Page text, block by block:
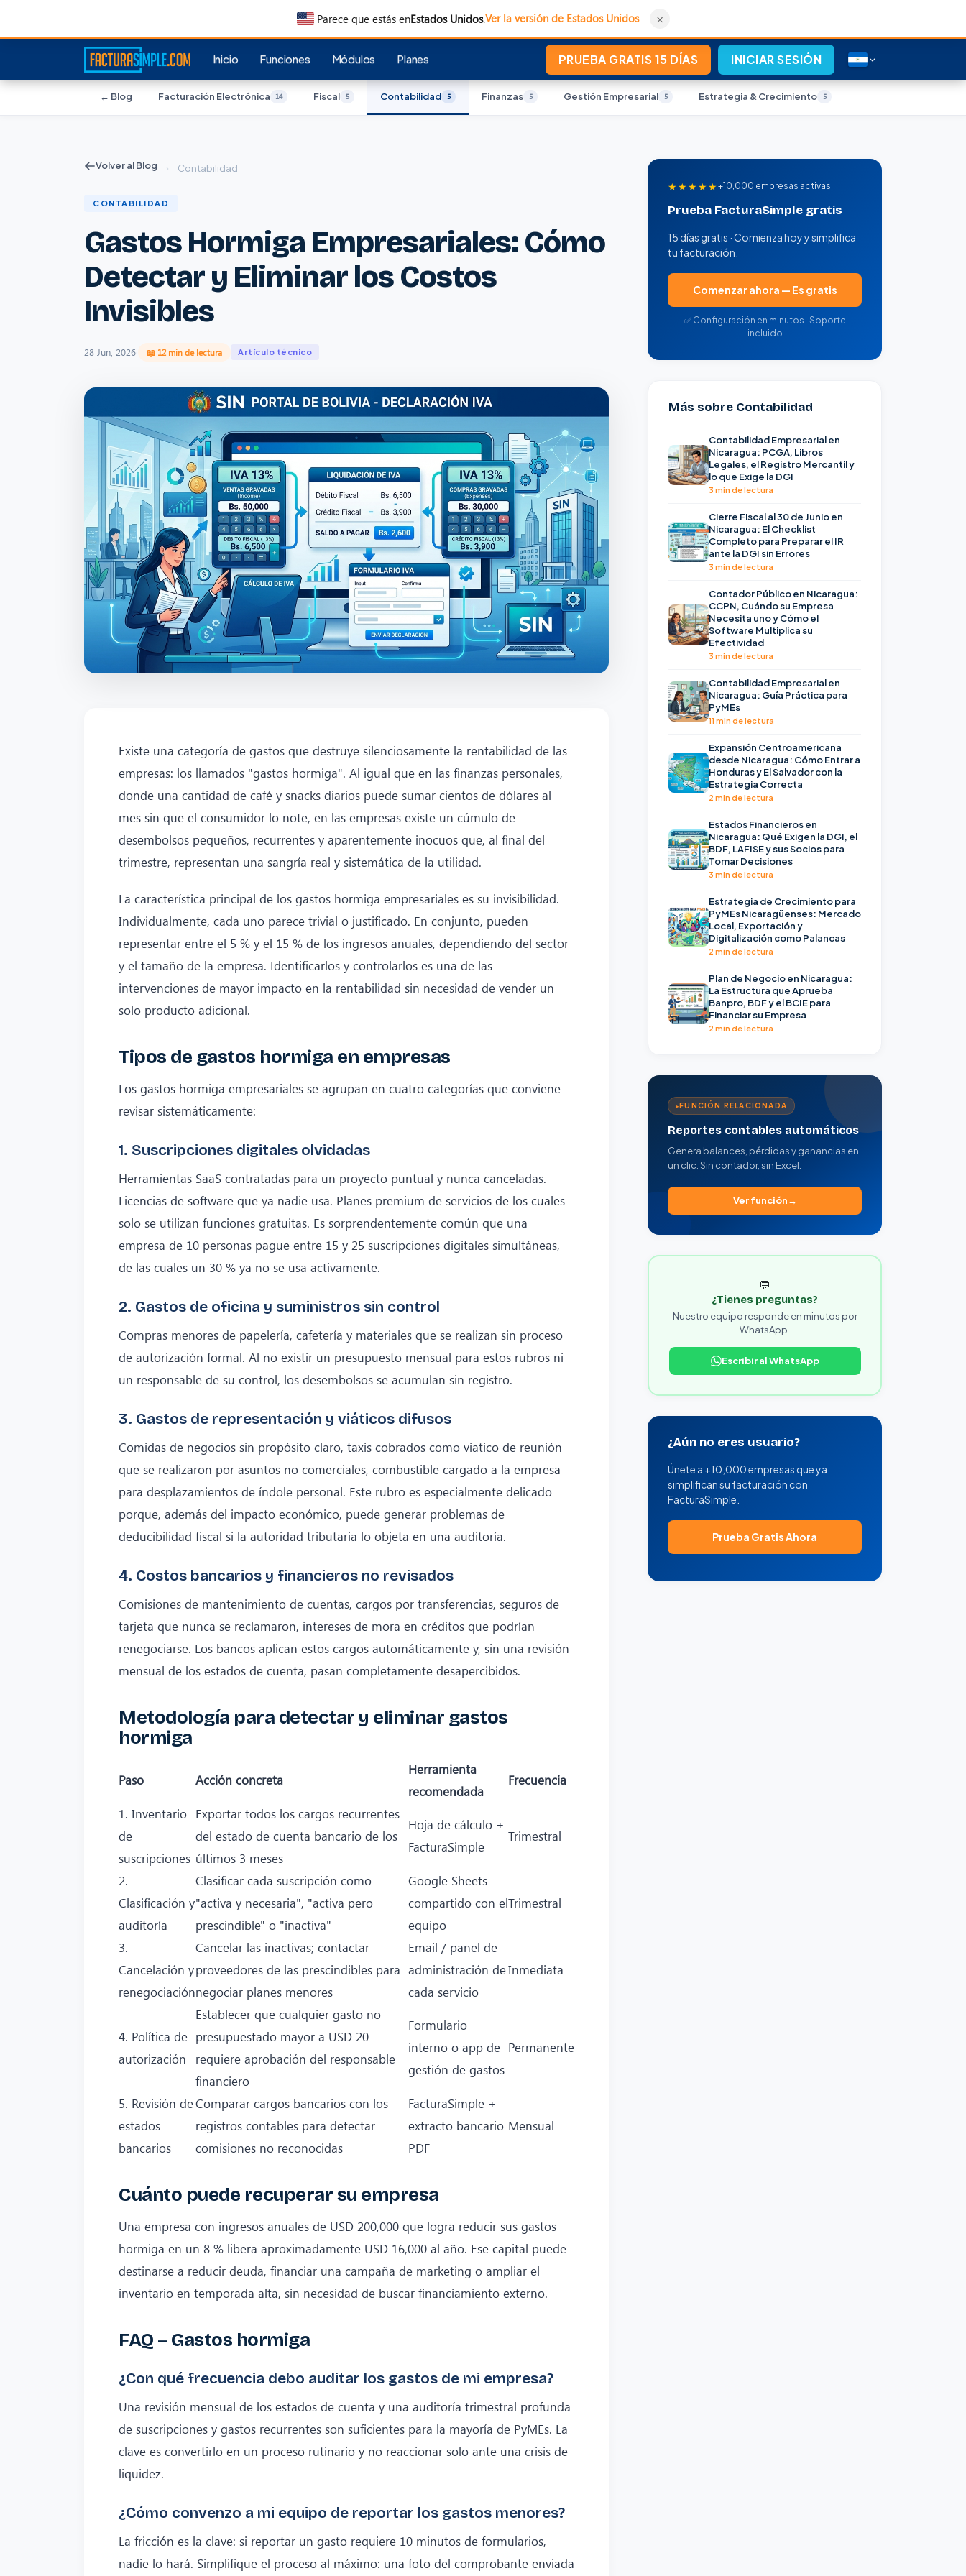
Parece que estás enEstados Unidos.Ver la versión de Estados Unidos ×
Inicio Funciones Módulos Planes PRUEBA GRATIS 15 DÍAS INICIAR SESIÓN
← Blog Facturación Electrónica 14 Fiscal 5 Contabilidad 5 Finanzas 5 Gestión Empresarial 5 Estrategia & Crecimiento 5
Volver al Blog › Contabilidad
CONTABILIDAD
Gastos Hormiga Empresariales: Cómo
Detectar y Eliminar los Costos
Invisibles
28 Jun, 2026· 📖 12 min de lectura Artículo técnico
Existe una categoría de gastos que destruye silenciosamente la rentabilidad de las
empresas: los llamados "gastos hormiga". Al igual que en las finanzas personales,
donde una cantidad de café y snacks diarios puede sumar cientos de dólares al
mes sin que el consumidor lo note, en las empresas existe un cúmulo de
desembolsos pequeños, recurrentes y aparentemente inocuos que, al final del
trimestre, representan una sangría real y sistemática de la utilidad.
La característica principal de los gastos hormiga empresariales es su invisibilidad.
Individualmente, cada uno parece trivial o justificado. En conjunto, pueden
representar entre el 5 % y el 15 % de los ingresos anuales, dependiendo del sector
y el tamaño de la empresa. Identificarlos y controlarlos es una de las
intervenciones de mayor impacto en la rentabilidad sin necesidad de vender un
solo producto adicional.
Tipos de gastos hormiga en empresas
Los gastos hormiga empresariales se agrupan en cuatro categorías que conviene
revisar sistemáticamente:
1. Suscripciones digitales olvidadas
Herramientas SaaS contratadas para un proyecto puntual y nunca canceladas.
Licencias de software que ya nadie usa. Planes premium de servicios de los cuales
solo se utilizan funciones gratuitas. Es sorprendentemente común que una
empresa de 10 personas pague entre 15 y 25 suscripciones digitales simultáneas,
de las cuales un 30 % ya no se usa activamente.
2. Gastos de oficina y suministros sin control
Compras menores de papelería, cafetería y materiales que se realizan sin proceso
de autorización formal. Al no existir un presupuesto mensual para estos rubros ni
un responsable de su control, los desembolsos se acumulan sin registro.
3. Gastos de representación y viáticos difusos
Comidas de negocios sin propósito claro, taxis cobrados como viatico de reunión
que se realizaron por asuntos no comerciales, combustible cargado a la empresa
para desplazamientos de índole personal. Este rubro es especialmente delicado
porque, además del impacto económico, puede generar problemas de
deducibilidad fiscal si la autoridad tributaria lo objeta en una auditoría.
4. Costos bancarios y financieros no revisados
Comisiones de mantenimiento de cuentas, cargos por transferencias, seguros de
tarjeta que nunca se reclamaron, intereses de mora en créditos que podrían
renegociarse. Los bancos aplican estos cargos automáticamente y, sin una revisión
mensual de los estados de cuenta, pasan completamente desapercibidos.
Metodología para detectar y eliminar gastos
hormiga
Paso Acción concreta
Herramienta
recomendada
Frecuencia
1. Inventario
de
suscripciones
Exportar todos los cargos recurrentes
del estado de cuenta bancario de los
últimos 3 meses
Hoja de cálculo +
FacturaSimple
Trimestral
2.
Clasificación y
auditoría
Clasificar cada suscripción como
"activa y necesaria", "activa pero
prescindible" o "inactiva"
Google Sheets
compartido con el
equipo
Trimestral
3.
Cancelación y
renegociación
Cancelar las inactivas; contactar
proveedores de las prescindibles para
negociar planes menores
Email / panel de
administración de
cada servicio
Inmediata
4. Política de
autorización
Establecer que cualquier gasto no
presupuestado mayor a USD 20
requiere aprobación del responsable
financiero
Formulario
interno o app de
gestión de gastos
Permanente
5. Revisión de
estados
bancarios
Comparar cargos bancarios con los
registros contables para detectar
comisiones no reconocidas
FacturaSimple +
extracto bancario
PDF
Mensual
Cuánto puede recuperar su empresa
Una empresa con ingresos anuales de USD 200,000 que logra reducir sus gastos
hormiga en un 8 % libera aproximadamente USD 16,000 al año. Ese capital puede
destinarse a reducir deuda, financiar una campaña de marketing o ampliar el
inventario en temporada alta, sin necesidad de buscar financiamiento externo.
FAQ – Gastos hormiga
¿Con qué frecuencia debo auditar los gastos de mi empresa?
Una revisión mensual de los estados de cuenta y una auditoría trimestral profunda
de suscripciones y gastos recurrentes son suficientes para la mayoría de PyMEs. La
clave es convertirlo en un proceso rutinario y no reaccionar solo ante una crisis de
liquidez.
¿Cómo convenzo a mi equipo de reportar los gastos menores?
La fricción es la clave: si reportar un gasto requiere 10 minutos de formularios,
nadie lo hará. Simplifique el proceso al máximo: una foto del comprobante enviada
★★★★★+10,000 empresas activas
Prueba FacturaSimple gratis
15 días gratis · Comienza hoy y simplifica
tu facturación.
Comenzar ahora — Es gratis
✅ Configuración en minutos · Soporte
incluido
Más sobre Contabilidad
Contabilidad Empresarial en
Nicaragua: PCGA, Libros
Legales, el Registro Mercantil y
lo que Exige la DGI
3 min de lectura
Cierre Fiscal al 30 de Junio en
Nicaragua: El Checklist
Completo para Preparar el IR
ante la DGI sin Errores
3 min de lectura
Contador Público en Nicaragua:
CCPN, Cuándo su Empresa
Necesita uno y Cómo el
Software Multiplica su
Efectividad
3 min de lectura
Contabilidad Empresarial en
Nicaragua: Guía Práctica para
PyMEs
11 min de lectura
Expansión Centroamericana
desde Nicaragua: Cómo Entrar a
Honduras y El Salvador con la
Estrategia Correcta
2 min de lectura
Estados Financieros en
Nicaragua: Qué Exigen la DGI, el
BDF, LAFISE y sus Socios para
Tomar Decisiones
3 min de lectura
Estrategia de Crecimiento para
PyMEs Nicaragüenses: Mercado
Local, Exportación y
Digitalización como Palancas
2 min de lectura
Plan de Negocio en Nicaragua:
La Estructura que Aprueba
Banpro, BDF y el BCIE para
Financiar su Empresa
2 min de lectura
FUNCIÓN RELACIONADA
Reportes contables automáticos
Genera balances, pérdidas y ganancias en
un clic. Sin contador, sin Excel.
Ver función
💬
¿Tienes preguntas?
Nuestro equipo responde en minutos por
WhatsApp.
Escribir al WhatsApp
¿Aún no eres usuario?
Únete a +10,000 empresas que ya
simplifican su facturación con
FacturaSimple.
Prueba Gratis Ahora